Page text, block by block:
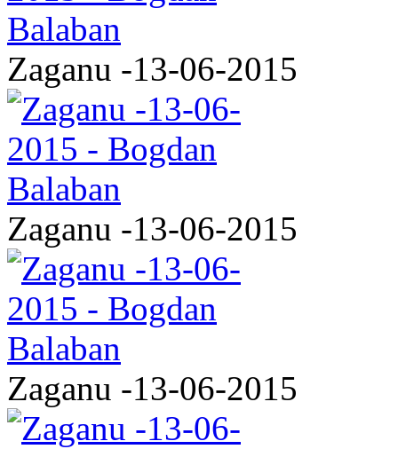
Zaganu -13-06-2015
Zaganu -13-06-2015
Zaganu -13-06-2015